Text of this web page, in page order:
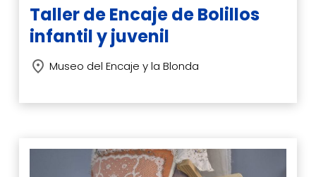
Taller de Encaje de Bolillos
infantil y juvenil
Museo del Encaje y la Blonda